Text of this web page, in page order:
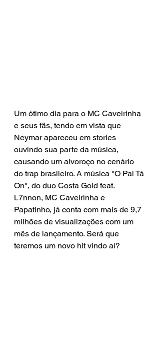
Um ótimo dia para o MC Caveirinha
e seus fãs, tendo em vista que
Neymar apareceu em stories
ouvindo sua parte da música,
causando um alvoroço no cenário
do trap brasileiro. A música "O Pai Tá
On", do duo Costa Gold feat.
L7nnon, MC Caveirinha e
Papatinho, já conta com mais de 9,7
milhões de visualizações com um
mês de lançamento. Será que
teremos um novo hit vindo aí?